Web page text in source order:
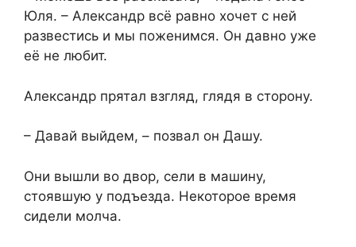
Юля. – Александр всё равно хочет с ней
развестись и мы поженимся. Он давно уже
её не любит.
Александр прятал взгляд, глядя в сторону.
– Давай выйдем, – позвал он Дашу.
Они вышли во двор, сели в машину,
стоявшую у подъезда. Некоторое время
сидели молча.